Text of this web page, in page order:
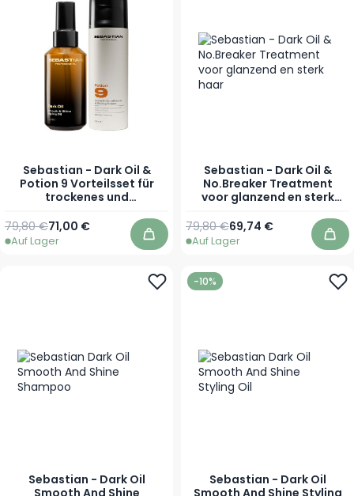
Sebastian - Dark Oil &
Potion 9 Vorteilsset für
trockenes und
71,00 €
79,80 €
Auf Lager In den Warenkorb
Sebastian - Dark Oil &
No.Breaker Treatment
voor glanzend en sterk
69,74 €
79,80 €
Auf Lager In
Sebastian - Dark Oil
-10%
Sebastian - Dark Oil